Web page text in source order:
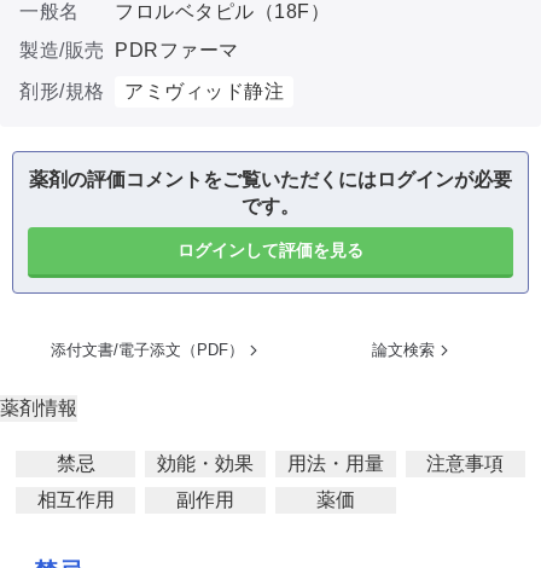
一般名
フロルベタピル（18F）
製造/販売
PDRファーマ
剤形/規格
アミヴィッド静注
薬剤の評価コメントをご覧いただくにはログインが必要
です。
ログインして評価を見る
添付文書/電子添文（PDF） 論文検索
薬剤情報
禁忌 効能・効果 用法・用量
注意事項
相互作用
副作用 薬価